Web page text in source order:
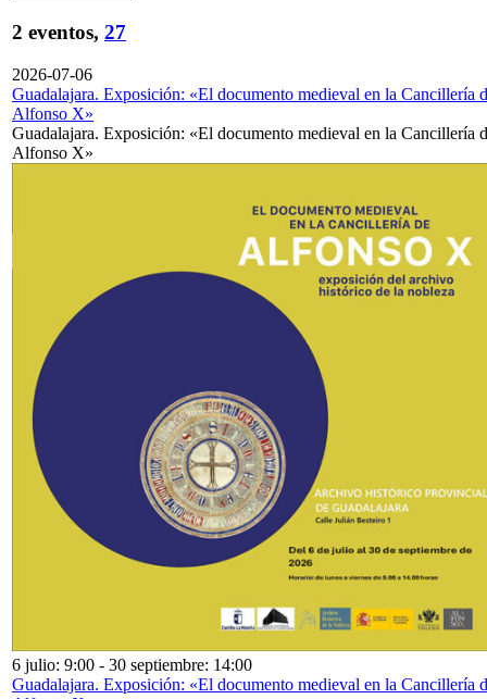
2 eventos, 27
2026-07-06
Guadalajara. Exposición: «El documento medieval en la Cancillería
Alfonso X»
Guadalajara. Exposición: «El documento medieval en la Cancillería
Alfonso X»
6 julio: 9:00 - 30 septiembre: 14:00
Guadalajara. Exposición: «El documento medieval en la Cancillería